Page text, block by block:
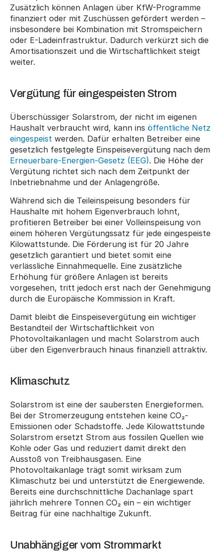
Zusätzlich können Anlagen über KfW-Programme
finanziert oder mit Zuschüssen gefördert werden –
insbesondere bei Kombination mit Stromspeichern
oder E-Ladeinfrastruktur. Dadurch verkürzt sich die
Amortisationszeit und die Wirtschaftlichkeit steigt
weiter.
Vergütung für eingespeisten Strom
Überschüssiger Solarstrom, der nicht im eigenen
Haushalt verbraucht wird, kann ins öffentliche Netz
eingespeist werden. Dafür erhalten Betreiber eine
Erneuerbare-Energien-Gesetz (EEG). Die Höhe der
Vergütung richtet sich nach dem Zeitpunkt der
Inbetriebnahme und der Anlagengröße.
Während sich die Teileinspeisung besonders für
Haushalte mit hohem Eigenverbrauch lohnt,
profitieren Betreiber bei einer Volleinspeisung von
einem höheren Vergütungssatz für jede eingespeiste
Kilowattstunde. Die Förderung ist für 20 Jahre
gesetzlich garantiert und bietet somit eine
verlässliche Einnahmequelle. Eine zusätzliche
Erhöhung für größere Anlagen ist bereits
vorgesehen, tritt jedoch erst nach der Genehmigung
durch die Europäische Kommission in Kraft.
Damit bleibt die Einspeisevergütung ein wichtiger
Bestandteil der Wirtschaftlichkeit von
Photovoltaikanlagen und macht Solarstrom auch
über den Eigenverbrauch hinaus finanziell attraktiv.
Klimaschutz
Solarstrom ist eine der saubersten Energieformen.
Bei der Stromerzeugung entstehen keine CO₂-
Emissionen oder Schadstoffe. Jede Kilowattstunde
Solarstrom ersetzt Strom aus fossilen Quellen wie
Kohle oder Gas und reduziert damit direkt den
Ausstoß von Treibhausgasen. Eine
Photovoltaikanlage trägt somit wirksam zum
Klimaschutz bei und unterstützt die Energiewende.
Bereits eine durchschnittliche Dachanlage spart
jährlich mehrere Tonnen CO₂ ein – ein wichtiger
Beitrag für eine nachhaltige Zukunft.
Unabhängiger vom Strommarkt